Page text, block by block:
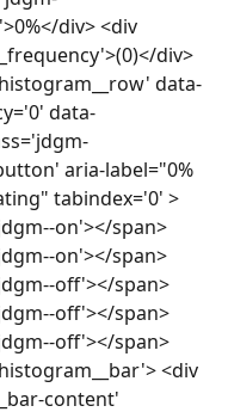
div> <div
div>
data-
data-
aria-label="0%
tabindex='0' >
on'></span>
on'></span>
off'></span>
off'></span>
off'></span>
<div
content'